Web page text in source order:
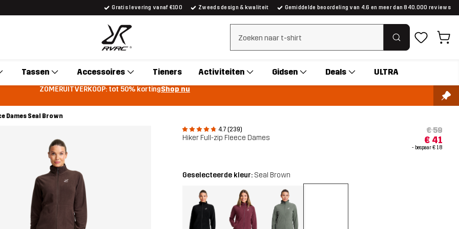
Gratis levering vanaf €100 Zweeds design & kwaliteit Gemiddelde beoordeling van 4.6 en meer dan 840.000 reviews
Zoeken wissen
Tassen Accessoires Tieners Activiteiten Gidsen Deals ULTRA
ZOMERUITVERKOOP: tot 50% kortingShop nu
Dames Seal Brown
4.7 (239)
Hiker Full-zip Fleece Dames
€ 59
€ 41
- bespaar€ 18
Geselecteerde kleur: Seal Brown